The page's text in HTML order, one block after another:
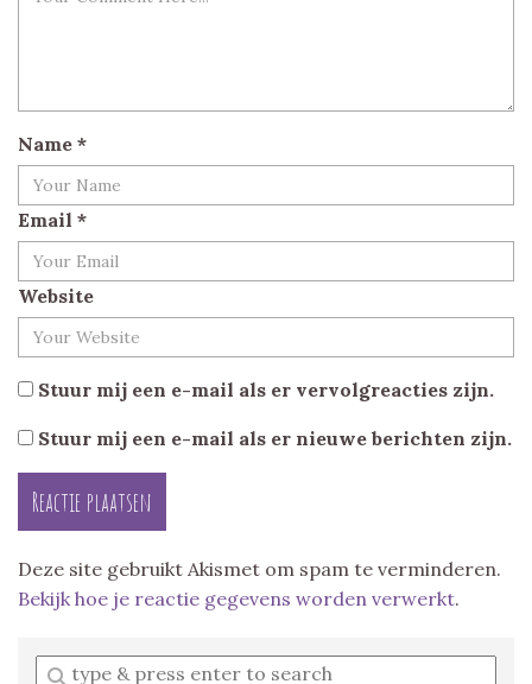
Name *
Email *
Website
Stuur mij een e-mail als er vervolgreacties zijn.
Stuur mij een e-mail als er nieuwe berichten zijn.
Deze site gebruikt Akismet om spam te verminderen.
Bekijk hoe je reactie gegevens worden verwerkt.
Enter